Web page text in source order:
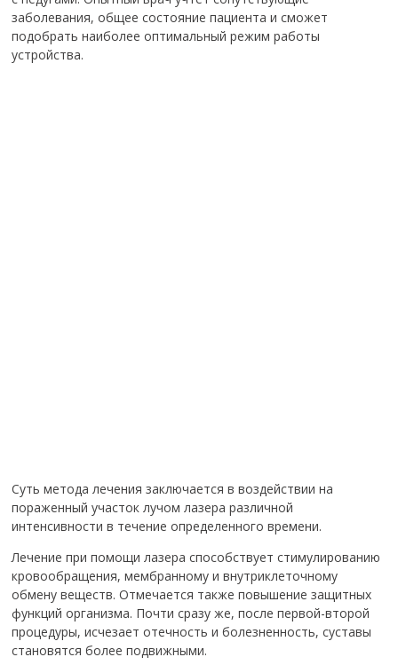
заболевания, общее состояние пациента и сможет
подобрать наиболее оптимальный режим работы
устройства.
Суть метода лечения заключается в воздействии на
пораженный участок лучом лазера различной
интенсивности в течение определенного времени.
Лечение при помощи лазера способствует стимулированию
кровообращения, мембранному и внутриклеточному
обмену веществ. Отмечается также повышение защитных
функций организма. Почти сразу же, после первой-второй
процедуры, исчезает отечность и болезненность, суставы
становятся более подвижными.